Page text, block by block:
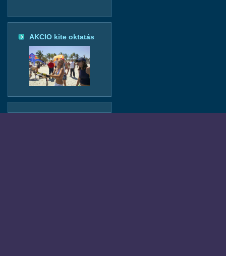
AKCIO kite oktatás